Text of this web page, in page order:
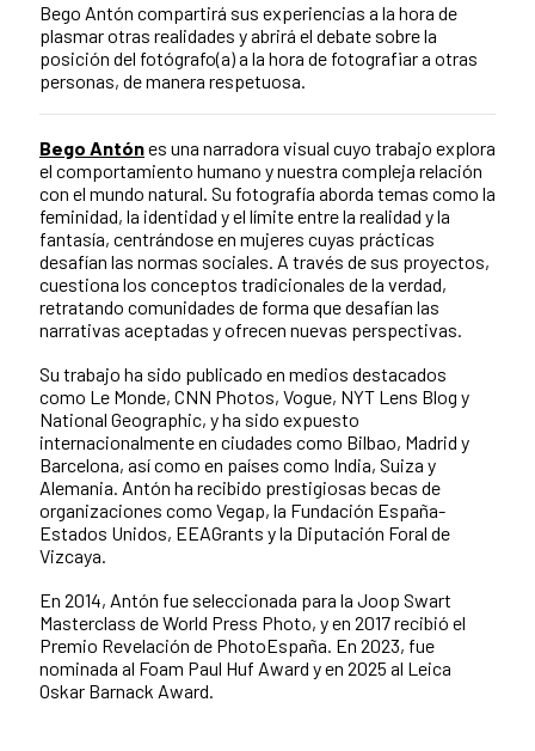
Bego Antón compartirá sus experiencias a la hora de
plasmar otras realidades y abrirá el debate sobre la
posición del fotógrafo(a) a la hora de fotografiar a otras
personas, de manera respetuosa.
Bego Antónes una narradora visual cuyo trabajo explora
el comportamiento humano y nuestra compleja relación
con el mundo natural. Su fotografía aborda temas como la
feminidad, la identidad y el límite entre la realidad y la
fantasía, centrándose en mujeres cuyas prácticas
desafían las normas sociales. A través de sus proyectos,
cuestiona los conceptos tradicionales de la verdad,
retratando comunidades de forma que desafían las
narrativas aceptadas y ofrecen nuevas perspectivas.
Su trabajo ha sido publicado en medios destacados
como Le Monde, CNN Photos, Vogue, NYT Lens Blog y
National Geographic, y ha sido expuesto
internacionalmente en ciudades como Bilbao, Madrid y
Barcelona, así como en países como India, Suiza y
Alemania. Antón ha recibido prestigiosas becas de
organizaciones como Vegap, la Fundación España-
Estados Unidos, EEAGrants y la Diputación Foral de
Vizcaya.
En 2014, Antón fue seleccionada para la Joop Swart
Masterclass de World Press Photo, y en 2017 recibió el
Premio Revelación de PhotoEspaña. En 2023, fue
nominada al Foam Paul Huf Award y en 2025 al Leica
Oskar Barnack Award.